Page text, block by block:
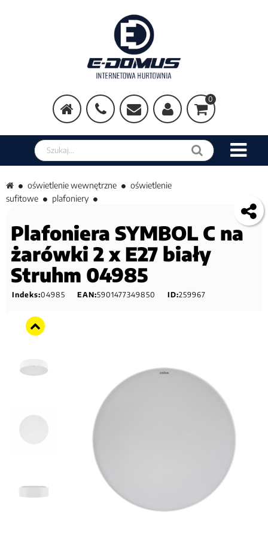
0
Szukaj w sklepie
oświetlenie wewnętrzne
oświetlenie
sufitowe
plafoniery
Plafoniera SYMBOL C na
żarówki 2 x E27 biały
Struhm 04985
Indeks:04985 EAN:5901477349850 ID:259967